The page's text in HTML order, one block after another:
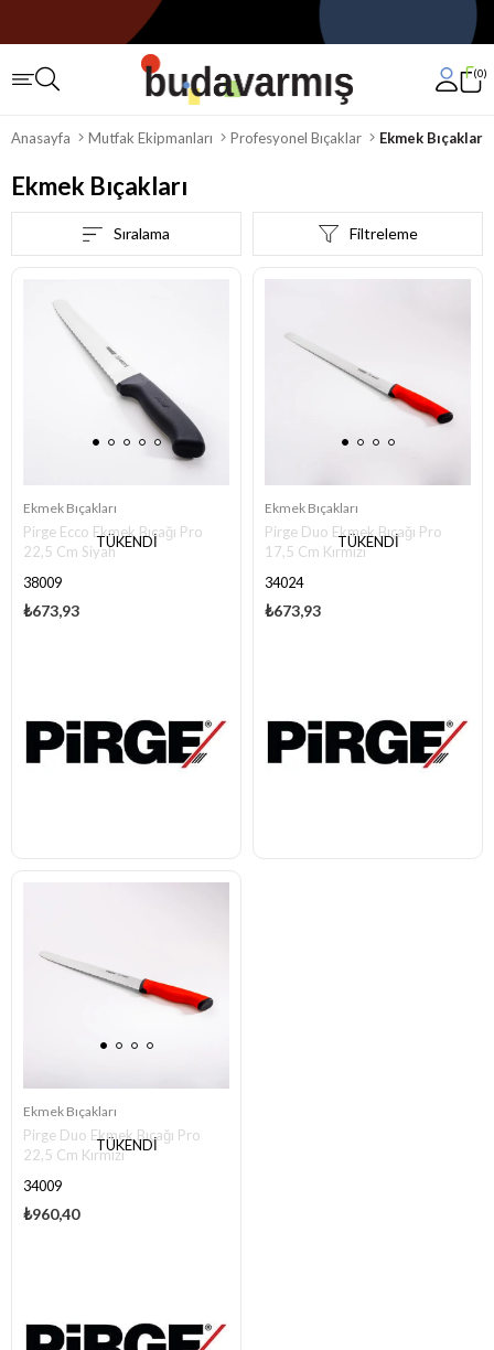
0
Anasayfa Mutfak Ekipmanları Profesyonel Bıçaklar Ekmek Bıçakları
Ekmek Bıçakları
Filtreleme
Sıralama
TÜKENDI
Ekmek Bıçakları
Pirge Ecco Ekmek Bıçağı Pro
22,5 Cm Siyah
38009
₺673,93
TÜKENDI
Ekmek Bıçakları
Pirge Duo Ekmek Bıçağı Pro
17,5 Cm Kırmızı
34024
₺673,93
TÜKENDI
Ekmek Bıçakları
Pirge Duo Ekmek Bıçağı Pro
22,5 Cm Kırmızı
34009
₺960,40